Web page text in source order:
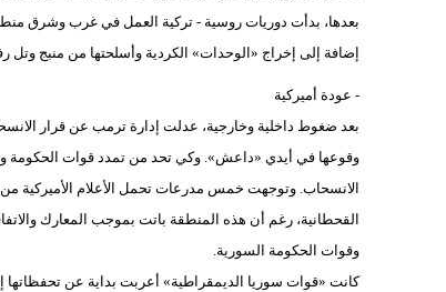
إضافة إلى إخراج «الوحدات» الكردية وأسلحتها من منبج
- عودة أميركية
وقوعها في أيدي «داعش». وكي تحد من تمدد قوات الحكومة
الانسحاب. وتوجهت خمس مدرعات تحمل الأعلام الأميركية
القحطانية، رغم أن هذه المنطقة باتت بموجب المعارك
وقوات الحكومة السورية.
كانت «قوات سوريا الديمقراطية» أعربت بداية عن